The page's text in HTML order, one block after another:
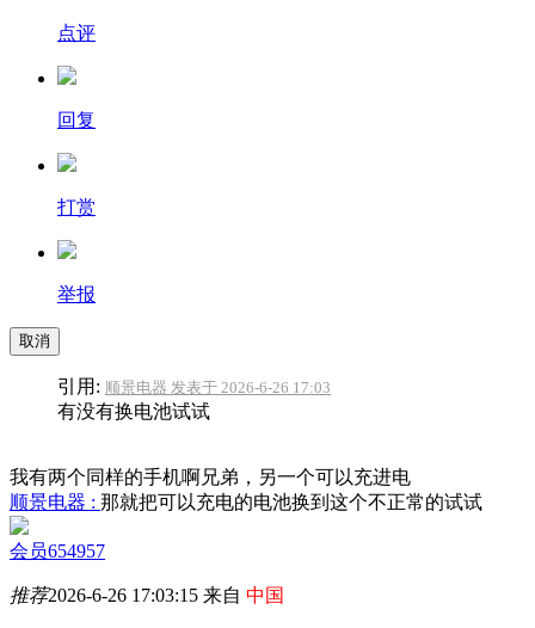
点评
回复
打赏
举报
取消
引用: 顺景电器 发表于 2026-6-26 17:03
有没有换电池试试
我有两个同样的手机啊兄弟，另一个可以充进电
顺景电器 : 那就把可以充电的电池换到这个不正常的试试
会员654957
推荐2026-6-26 17:03:15 来自 中国